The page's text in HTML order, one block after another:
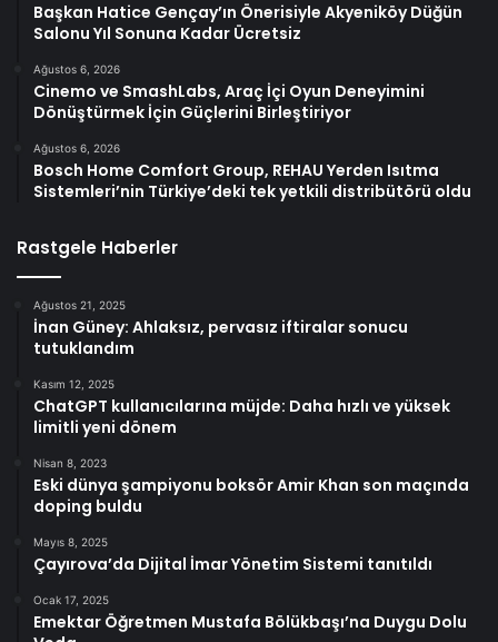
Başkan Hatice Gençay’ın Önerisiyle Akyeniköy Düğün
Salonu Yıl Sonuna Kadar Ücretsiz
Ağustos 6, 2026
Cinemo ve SmashLabs, Araç İçi Oyun Deneyimini
Dönüştürmek İçin Güçlerini Birleştiriyor
Ağustos 6, 2026
Bosch Home Comfort Group, REHAU Yerden Isıtma
Sistemleri’nin Türkiye’deki tek yetkili distribütörü oldu
Rastgele Haberler
Ağustos 21, 2025
İnan Güney: Ahlaksız, pervasız iftiralar sonucu
tutuklandım
Kasım 12, 2025
ChatGPT kullanıcılarına müjde: Daha hızlı ve yüksek
limitli yeni dönem
Nisan 8, 2023
Eski dünya şampiyonu boksör Amir Khan son maçında
doping buldu
Mayıs 8, 2025
Çayırova’da Dijital İmar Yönetim Sistemi tanıtıldı
Ocak 17, 2025
Emektar Öğretmen Mustafa Bölükbaşı’na Duygu Dolu